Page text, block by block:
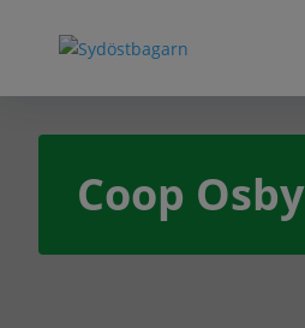
Coop Osby